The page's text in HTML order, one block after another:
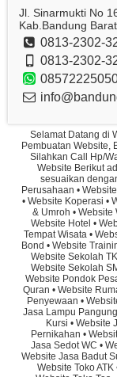
Jl. Sinarmukti No
Kab.Bandung
0813-2302-
0813-2302-
Selamat Datang di
Pembuatan Website,
Silahkan Call Hp/
Website Berikut
sesuaikan
Perusahaan •
• Website Koperasi •
& Umroh • Website
Website Hotel •
Tempat Wisata •
Bond • Website
Website Sekolah
Website Sekolah
Website Pondok
Quran • Website
Penyewaan •
Jasa Lampu
Kursi • Website
Pernikahan •
Jasa Sedot WC •
Website Jasa Badut
Website Toko